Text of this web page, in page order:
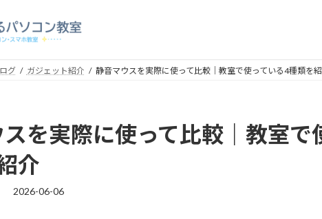
グ ガジェット紹介 静音マウスを実際に使って比較｜教室で使っている4種類を
を実際に使って比較｜教室で
介
最
2026-06-06